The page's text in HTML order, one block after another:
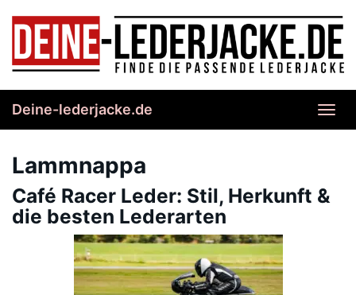
content
Deine-lederjacke.de
Lammnappa
Café Racer Leder: Stil, Herkunft &
die besten Lederarten